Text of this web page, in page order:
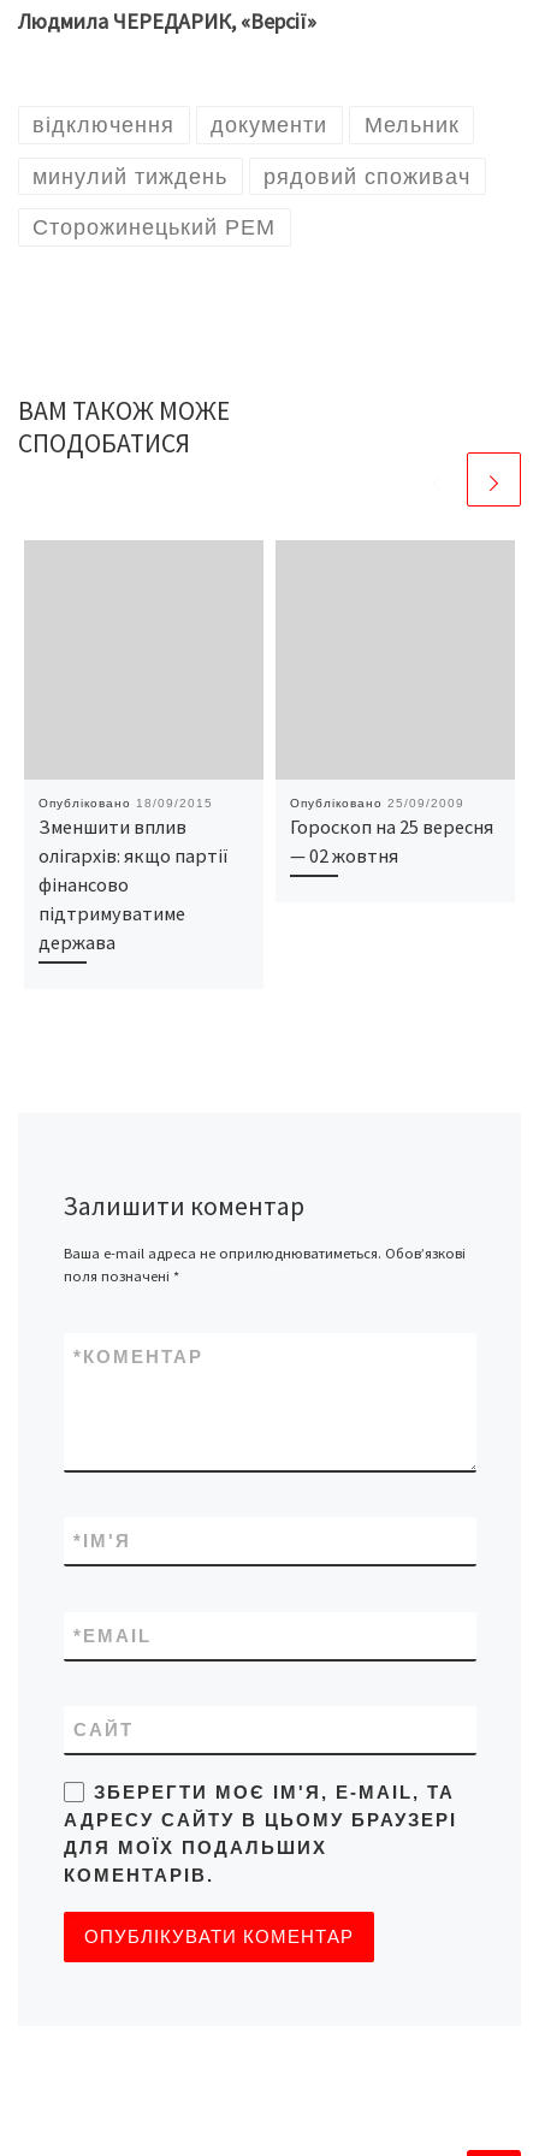
Людмила ЧЕРЕДАРИК, «Версії»
відключення документи Мельник
минулий тиждень рядовий споживач
Сторожинецький РЕМ
ВАМ ТАКОЖ МОЖЕ
СПОДОБАТИСЯ
Опубліковано 18/09/2015
Зменшити вплив
олігархів: якщо партії
фінансово
підтримуватиме
держава
Опубліковано 25/09/2009
Гороскоп на 25 вересня
— 02 жовтня
Залишити коментар
Ваша e-mail адреса не оприлюднюватиметься. Обов’язкові
поля позначені *
КОМЕНТАР
*
ІМ'Я
*
EMAIL
*
САЙТ
ЗБЕРЕГТИ МОЄ ІМ'Я, E-MAIL, ТА
АДРЕСУ САЙТУ В ЦЬОМУ БРАУЗЕРІ
ДЛЯ МОЇХ ПОДАЛЬШИХ
КОМЕНТАРІВ.